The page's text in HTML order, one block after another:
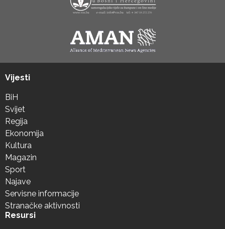
Vijesti
BiH
Svijet
Regija
Ekonomija
Kultura
Magazin
Sport
Najave
Servisne informacije
Stranačke aktivnosti
Resursi